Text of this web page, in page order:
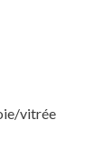
vitrée